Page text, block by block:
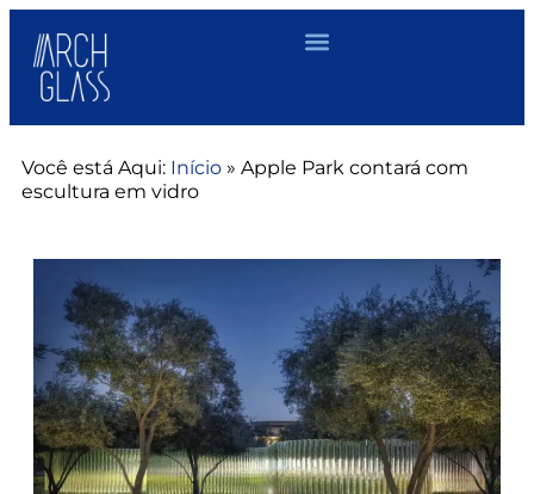
Você está Aqui: Início » Apple Park contará com
escultura em vidro